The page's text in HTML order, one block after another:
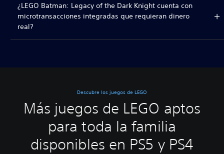
¿LEGO Batman: Legacy of the Dark Knight cuenta con
microtransacciones integradas que requieran dinero
real?
Descubre los juegos de LEGO
Más juegos de LEGO aptos
para toda la familia
disponibles en PS5 y PS4